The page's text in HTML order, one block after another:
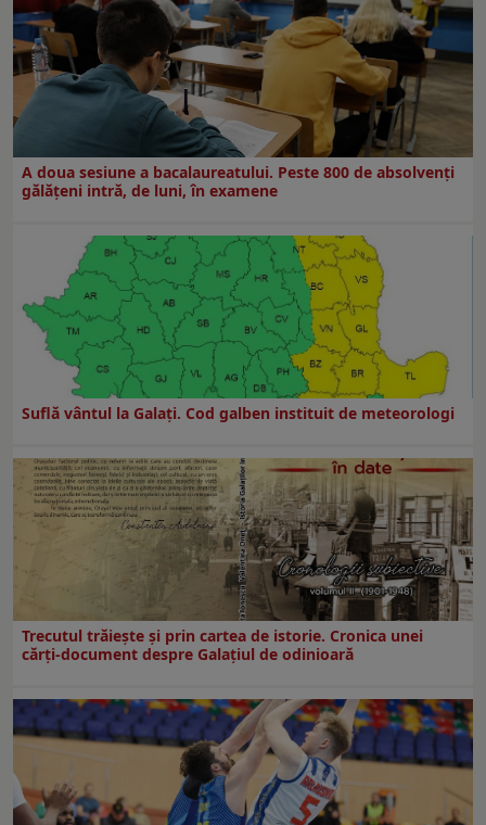
A doua sesiune a bacalaureatului. Peste 800 de absolvenţi
gălăţeni intră, de luni, în examene
Suflă vântul la Galaţi. Cod galben instituit de meteorologi
Trecutul trăiește și prin cartea de istorie. Cronica unei
cărți-document despre Galațiul de odinioară